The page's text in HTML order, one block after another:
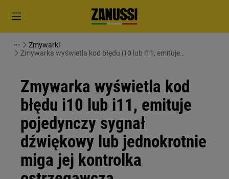
Zmywarki
Zmywarka wyświetla kod błędu i10 lub i11, emituje
Zmywarka wyświetla kod
błędu i10 lub i11, emituje
pojedynczy sygnał
dźwiękowy lub jednokrotnie
miga jej kontrolka